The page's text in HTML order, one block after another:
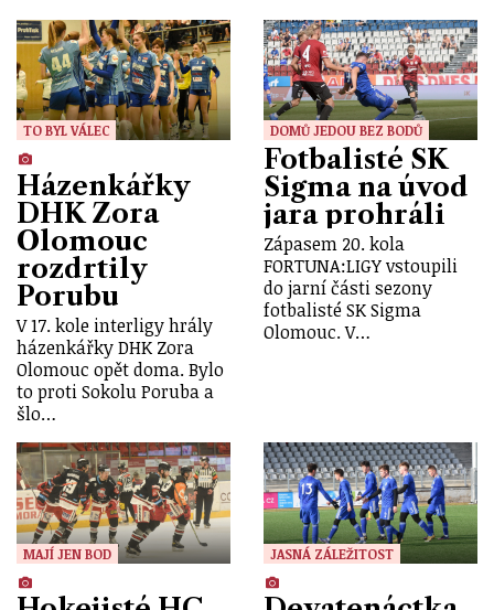
TO BYL VÁLEC
Házenkářky
DHK Zora
Olomouc
rozdrtily
Porubu
V 17. kole interligy hrály
házenkářky DHK Zora
Olomouc opět doma. Bylo
to proti Sokolu Poruba a
šlo…
DOMŮ JEDOU BEZ BODŮ
Fotbalisté SK
Sigma na úvod
jara prohráli
Zápasem 20. kola
FORTUNA:LIGY vstoupili
do jarní části sezony
fotbalisté SK Sigma
Olomouc. V…
MAJÍ JEN BOD JASNÁ ZÁLEŽITOST